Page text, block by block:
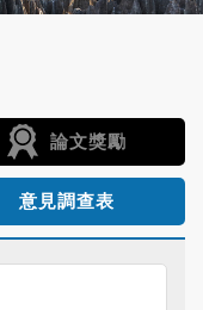
論文獎勵
意見調查表